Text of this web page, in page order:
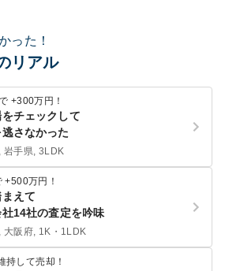
った！
リアル
+300万円！
チェックして
さなかった
岩手県, 3LDK
+500万円！
えて
14社の査定を吟味
大阪府, 1K・1LDK
持して売却！